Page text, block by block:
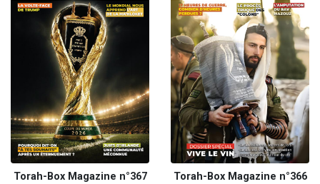
Torah-Box Magazine n°367
Torah-Box Magazine n°366